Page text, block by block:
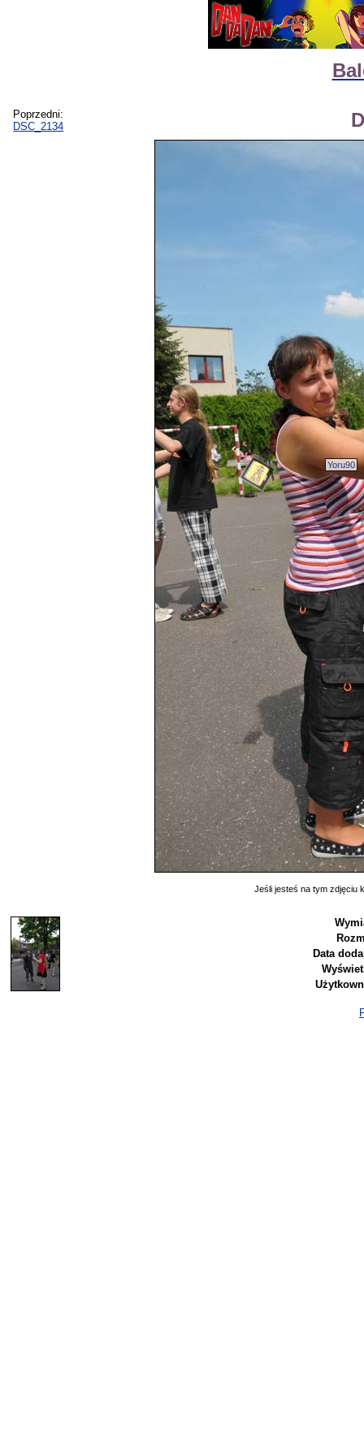
Poprzedni:
DSC_2134
Yoru90
Jeśli jesteś na tym zdjęciu
Data